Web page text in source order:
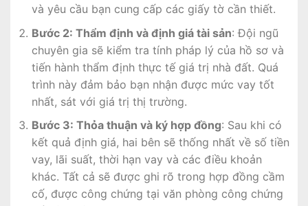
và yêu cầu bạn cung cấp các giấy tờ cần thiết.
Bước 2: Thẩm định và định giá tài sản: Đội ngũ
chuyên gia sẽ kiểm tra tính pháp lý của hồ sơ và
tiến hành thẩm định thực tế giá trị nhà đất. Quá
trình này đảm bảo bạn nhận được mức vay tốt
nhất, sát với giá trị thị trường.
Bước 3: Thỏa thuận và ký hợp đồng: Sau khi có
kết quả định giá, hai bên sẽ thống nhất về số tiền
vay, lãi suất, thời hạn vay và các điều khoản
khác. Tất cả sẽ được ghi rõ trong hợp đồng cầm
cố, được công chứng tại văn phòng công chứng